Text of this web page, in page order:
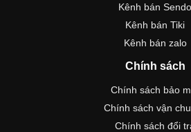
Kênh bán Sendo
Kênh bán Tiki
Kênh bán zalo
Chính sách
Chính sách bảo
Chính sách vận
Chính sách đổi